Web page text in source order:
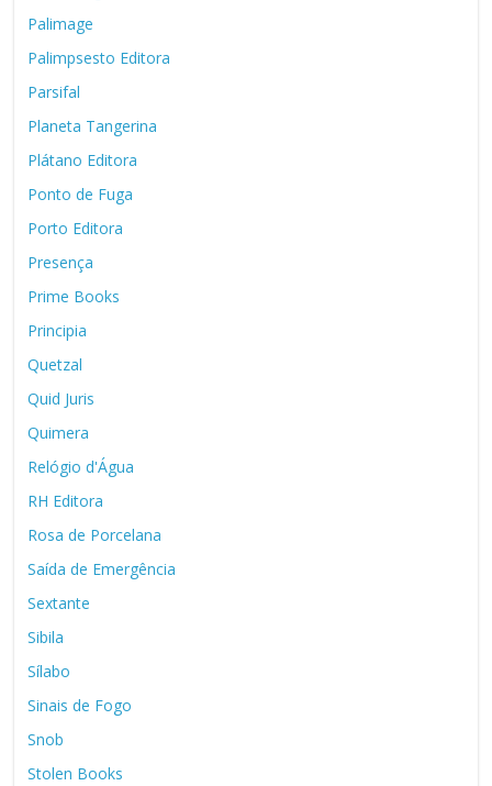
Palimage
Palimpsesto Editora
Parsifal
Planeta Tangerina
Plátano Editora
Ponto de Fuga
Porto Editora
Presença
Prime Books
Principia
Quetzal
Quid Juris
Quimera
Relógio d'Água
RH Editora
Rosa de Porcelana
Saída de Emergência
Sextante
Sibila
Sílabo
Sinais de Fogo
Snob
Stolen Books